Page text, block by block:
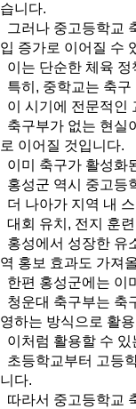
습니다.
그러나 중고등학교
입 증가로 이어질 수
이는 단순한 체육
특히, 중학교는 축
이 시기에 전문적인
축구부가 없는 현실
로 이어질 것입니다.
이미 축구가 활성화
홍성군 역시 중고등
더 나아가 지역 내
대회 유치, 전지 훈
홍성에서 성장한 유
역 홍보 효과도 가져
한편 홍성군에는 이
청운대 축구부는 축
영하는 방식으로 활
이처럼 활용할 수
초등학교부터 고등
니다.
따라서 중고등학교